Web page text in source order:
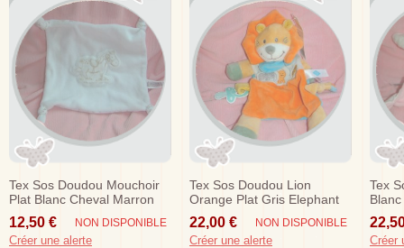
Tex Sos Doudou Mouchoir
Plat Blanc Cheval Marron
Noeud
12,50 € NON DISPONIBLE
Créer une alerte
Tex Sos Doudou Lion
Orange Plat Gris Elephant
Attache Tetine
22,00 € NON DISPONIBLE
Créer une alerte
Tex
Blanc
Créer